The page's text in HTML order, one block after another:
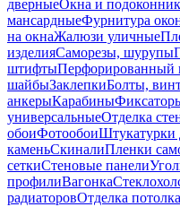
дверныеОкна и
мансардныеФурнитура
на окнаЖалюзи уличные
изделияСаморезы, шурупы
штифтыПерфорированный
шайбыЗаклепкиБолты,
анкерыКарабины
универсальныеОтделка
обоиФотообоиШтукатурки
каменьСкиналиПленки
сеткиСтеновые панели
профилиВагонка
радиаторовОтделка потолка